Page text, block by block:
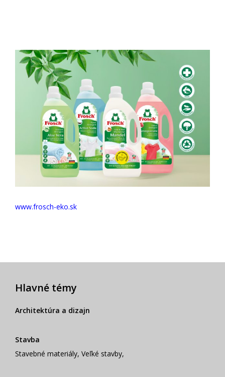
www.frosch-eko.sk
Hlavné témy
Architektúra a dizajn
Stavba
Stavebné materiály, Veľké stavby,